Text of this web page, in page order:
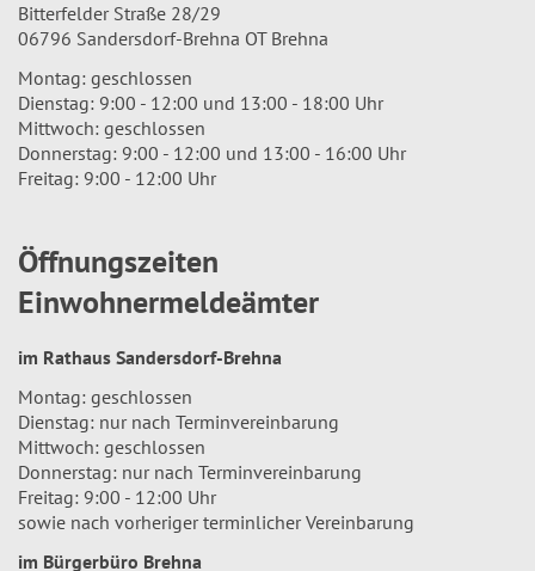
Bitterfelder Straße 28/29
06796 Sandersdorf-Brehna OT Brehna
Montag: geschlossen
Dienstag: 9:00 - 12:00 und 13:00 - 18:00 Uhr
Mittwoch: geschlossen
Donnerstag: 9:00 - 12:00 und 13:00 - 16:00 Uhr
Freitag: 9:00 - 12:00 Uhr
Öffnungszeiten
Einwohnermeldeämter
im Rathaus Sandersdorf-Brehna
Montag: geschlossen
Dienstag: nur nach Terminvereinbarung
Mittwoch: geschlossen
Donnerstag: nur nach Terminvereinbarung
Freitag: 9:00 - 12:00 Uhr
sowie nach vorheriger terminlicher Vereinbarung
im Bürgerbüro Brehna